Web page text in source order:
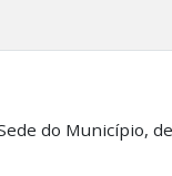
do Município,